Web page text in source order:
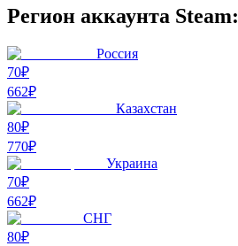
Регион аккаунта Steam:
Россия
70₽
662₽
Казахстан
80₽
770₽
Украина
70₽
662₽
СНГ
80₽